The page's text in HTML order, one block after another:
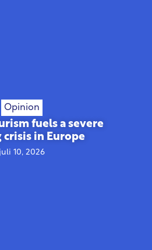
Opinion
fuels a severe
crisis in Europe
juli 10, 2026